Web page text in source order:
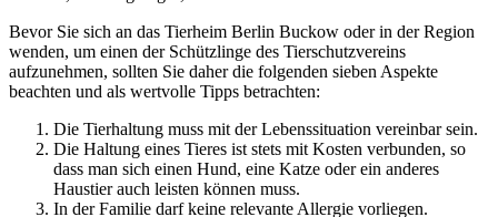
Bevor Sie sich an das Tierheim Berlin Buckow oder in der Region
wenden, um einen der Schützlinge des Tierschutzvereins
aufzunehmen, sollten Sie daher die folgenden sieben Aspekte
beachten und als wertvolle Tipps betrachten:
Die Tierhaltung muss mit der Lebenssituation vereinbar sein.
Die Haltung eines Tieres ist stets mit Kosten verbunden, so
dass man sich einen Hund, eine Katze oder ein anderes
Haustier auch leisten können muss.
In der Familie darf keine relevante Allergie vorliegen.